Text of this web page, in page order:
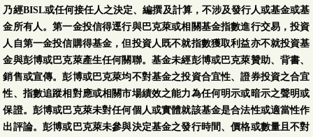
乃經BISL或任何接任人之決定、編撰及計算，不涉及發行人或基金或基
金所有人。第一金投信得逕行與巴克萊或相關基金指數進行交易，投資
人自第一金投信購得基金，但投資人既不就指數獲取利益亦不就投資基
金與彭博或巴克萊產生任何關聯。基金未經彭博或巴克萊贊助、背書、
銷售或宣傳。彭博或巴克萊均不對基金之投資合宜性、證券投資之合宜
性、指數追蹤相對應或相關市場績效之能力為任何明示或暗示之聲明或
保證。彭博或巴克萊未對任何個人或實體就該基金是合法性或適當性作
出評論。彭博或巴克萊未參與決定基金之發行時間、價格或數量且不對